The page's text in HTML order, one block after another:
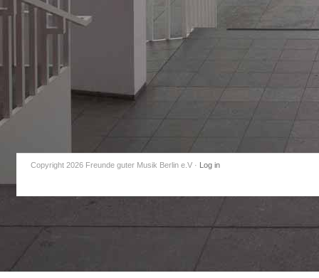
Copyright 2026 Freunde guter Musik Berlin e.V · Log in